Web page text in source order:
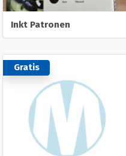
Inkt Patronen
Gratis